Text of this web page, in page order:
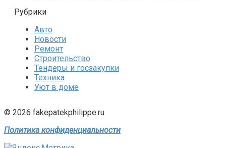
Рубрики
Авто
Новости
Ремонт
Строительство
Тендеры и госзакупки
Техника
Уют в доме
© 2026 fakepatekphilippe.ru
Политика конфиденциальности